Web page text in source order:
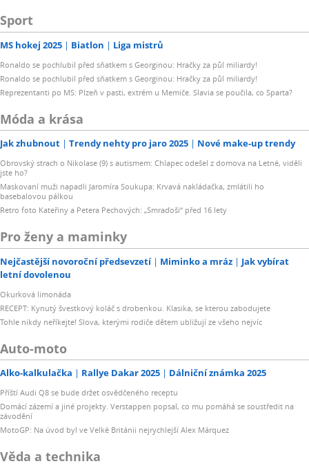
Sport
MS hokej 2025 Biatlon Liga mistrů
Ronaldo se pochlubil před sňatkem s Georginou: Hračky za půl miliardy!
Ronaldo se pochlubil před sňatkem s Georginou: Hračky za půl miliardy!
Reprezentanti po MS: Plzeň v pasti, extrém u Memiče. Slavia se poučila, co Sparta?
Móda a krása
Jak zhubnout Trendy nehty pro jaro 2025 Nové make-up trendy
Obrovský strach o Nikolase (9) s autismem: Chlapec odešel z domova na Letné, viděli
jste ho?
Maskovaní muži napadli Jaromíra Soukupa: Krvavá nakládačka, zmlátili ho
basebalovou pálkou
Retro foto Kateřiny a Petera Pechových: „Smraďoši“ před 16 lety
Pro ženy a maminky
Nejčastější novoroční předsevzetí Miminko a mráz
Jak vybírat
letní dovolenou
Okurková limonáda
RECEPT: Kynutý švestkový koláč s drobenkou. Klasika, se kterou zabodujete
Tohle nikdy neříkejte! Slova, kterými rodiče dětem ubližují ze všeho nejvíc
Auto-moto
Alko-kalkulačka Rallye Dakar 2025 Dálniční známka 2025
Příští Audi Q8 se bude držet osvědčeného receptu
Domácí zázemí a jiné projekty. Verstappen popsal, co mu pomáhá se soustředit na
závodění
MotoGP: Na úvod byl ve Velké Británii nejrychlejší Alex Márquez
Věda a technika